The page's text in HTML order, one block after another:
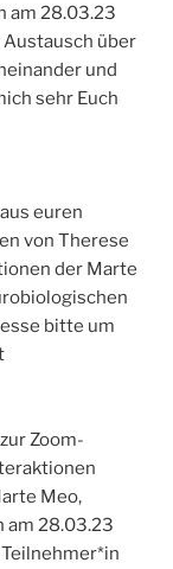
am 28.03.23
Austausch über
und
sehr Euch
euren
von Therese
der Marte
bitte um
Zoom-
Meo,
am 28.03.23